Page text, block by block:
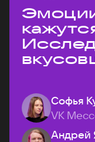
Софья
VK
Андрей